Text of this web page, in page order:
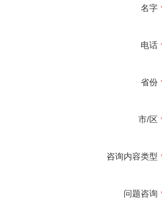
名字
电话
省份
市/区
咨询内容类型
问题咨询